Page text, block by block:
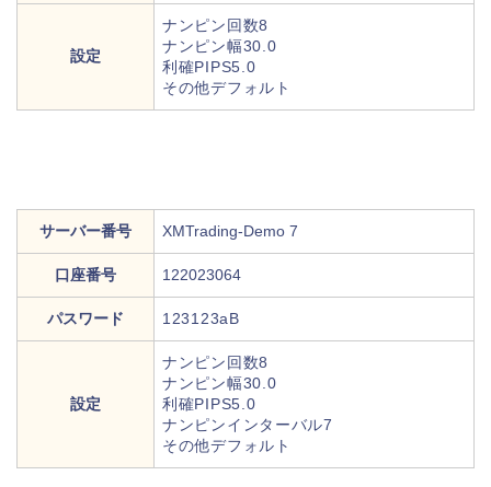
設定
ナンピン回数8
ナンピン幅30.0
利確PIPS5.0
その他デフォルト
サーバー番号 XMTrading-Demo 7
口座番号 122023064
パスワード 123123aB
設定
ナンピン回数8
ナンピン幅30.0
利確PIPS5.0
ナンピンインターバル7
その他デフォルト